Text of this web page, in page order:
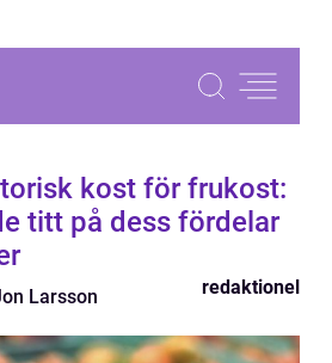
kost för frukost:
titt på dess fördelar
Larsson redaktionel